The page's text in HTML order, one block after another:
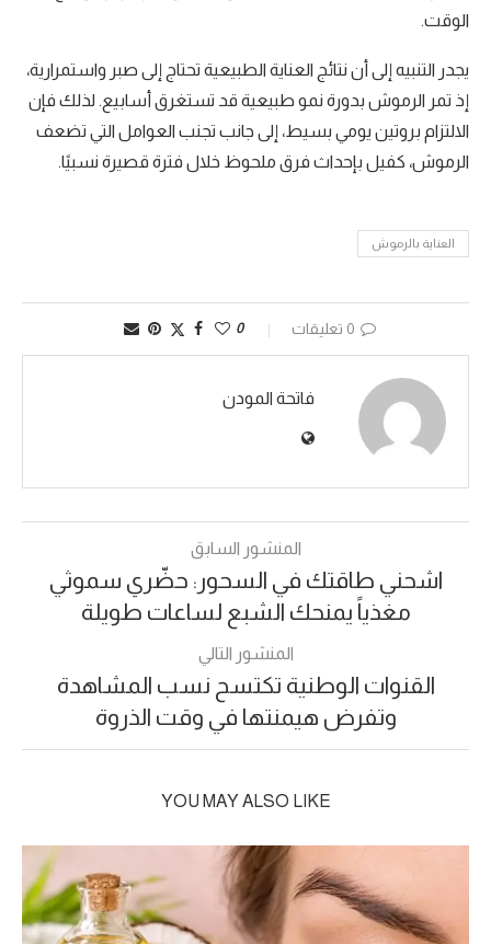
الوقت.
يجدر التنبيه إلى أن نتائج العناية الطبيعية تحتاج إلى صبر واستمرارية،
إذ تمر الرموش بدورة نمو طبيعية قد تستغرق أسابيع. لذلك فإن
الالتزام بروتين يومي بسيط، إلى جانب تجنب العوامل التي تضعف
الرموش، كفيل بإحداث فرق ملحوظ خلال فترة قصيرة نسبيًا.
العناية بالرموش
0 تعليقات 0
فاتحة المودن
المنشور السابق
اشحني طاقتك في السحور: حضّري سموثي
مغذياً يمنحك الشبع لساعات طويلة
المنشور التالي
القنوات الوطنية تكتسح نسب المشاهدة
وتفرض هيمنتها في وقت الذروة
YOU MAY ALSO LIKE